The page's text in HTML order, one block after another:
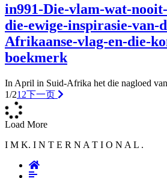
in991-Die-vlam-wat-
die-ewige-inspirasie-van-
Afrikaanse-vlag-en-die-
boekmerk
In April in Suid-Afrika het die nagloed
1/21 2下一页
Load More
I M K. I N T E R N A T I O N A L .